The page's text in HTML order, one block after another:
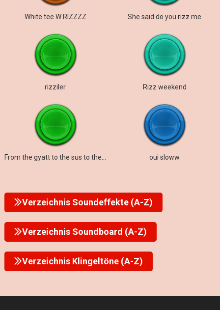
White tee W RIZZZZ She said do you rizz me
rizziler Rizz weekend
oui sloww
Verzeichnis Soundeffekte (A-Z)
Verzeichnis Soundboard (A-Z)
Verzeichnis Klingeltöne (A-Z)